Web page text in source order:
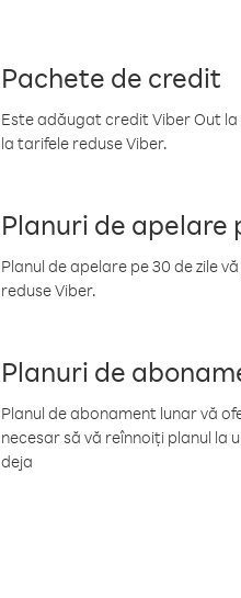
Pachete de credit
Este adăugat credit Viber Out
la tarifele reduse Viber.
Planuri de apelare
Planul de apelare pe 30 de zile
reduse Viber.
Planuri de
Planul de abonament lunar vă
necesar să vă reînnoiți planul la
deja